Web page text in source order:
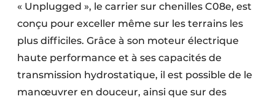
« Unplugged », le carrier sur chenilles C08e, est
conçu pour exceller même sur les terrains les
plus difficiles. Grâce à son moteur électrique
haute performance et à ses capacités de
transmission hydrostatique, il est possible de le
manœuvrer en douceur, ainsi que sur des